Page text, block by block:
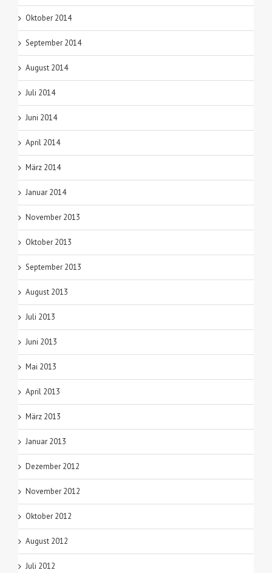
Oktober 2014
September 2014
August 2014
Juli 2014
Juni 2014
April 2014
März 2014
Januar 2014
November 2013
Oktober 2013
September 2013
August 2013
Juli 2013
Juni 2013
Mai 2013
April 2013
März 2013
Januar 2013
Dezember 2012
November 2012
Oktober 2012
August 2012
Juli 2012